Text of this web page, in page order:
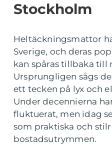
Stockholm
Heltäckningsmattor
Sverige, och deras
kan spåras tillbaka till
Ursprungligen sågs
ett tecken på lyx och
Under decennierna
fluktuerat, men idag
som praktiska och
bostadsutrymmen.